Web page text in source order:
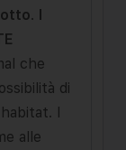
. I
che
di
I
alle